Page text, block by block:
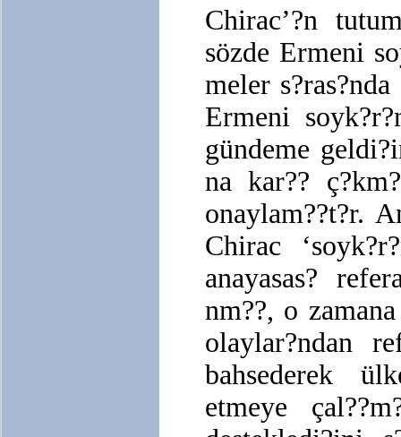
Chirac’?n
sözde Ermeni
meler
Ermeni
gündeme
na kar??
onaylam??t?r.
Chirac
anayasas?
nm??, o
olaylar?ndan
bahsederek
etmeye